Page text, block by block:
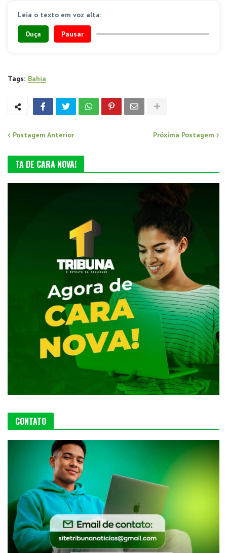
Leia o texto em voz alta:
Ouça Pausar
Tags: Bahia
Postagem Anterior Próxima Postagem
TA DE CARA NOVA!
CONTATO